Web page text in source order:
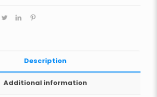
Description
Additional information